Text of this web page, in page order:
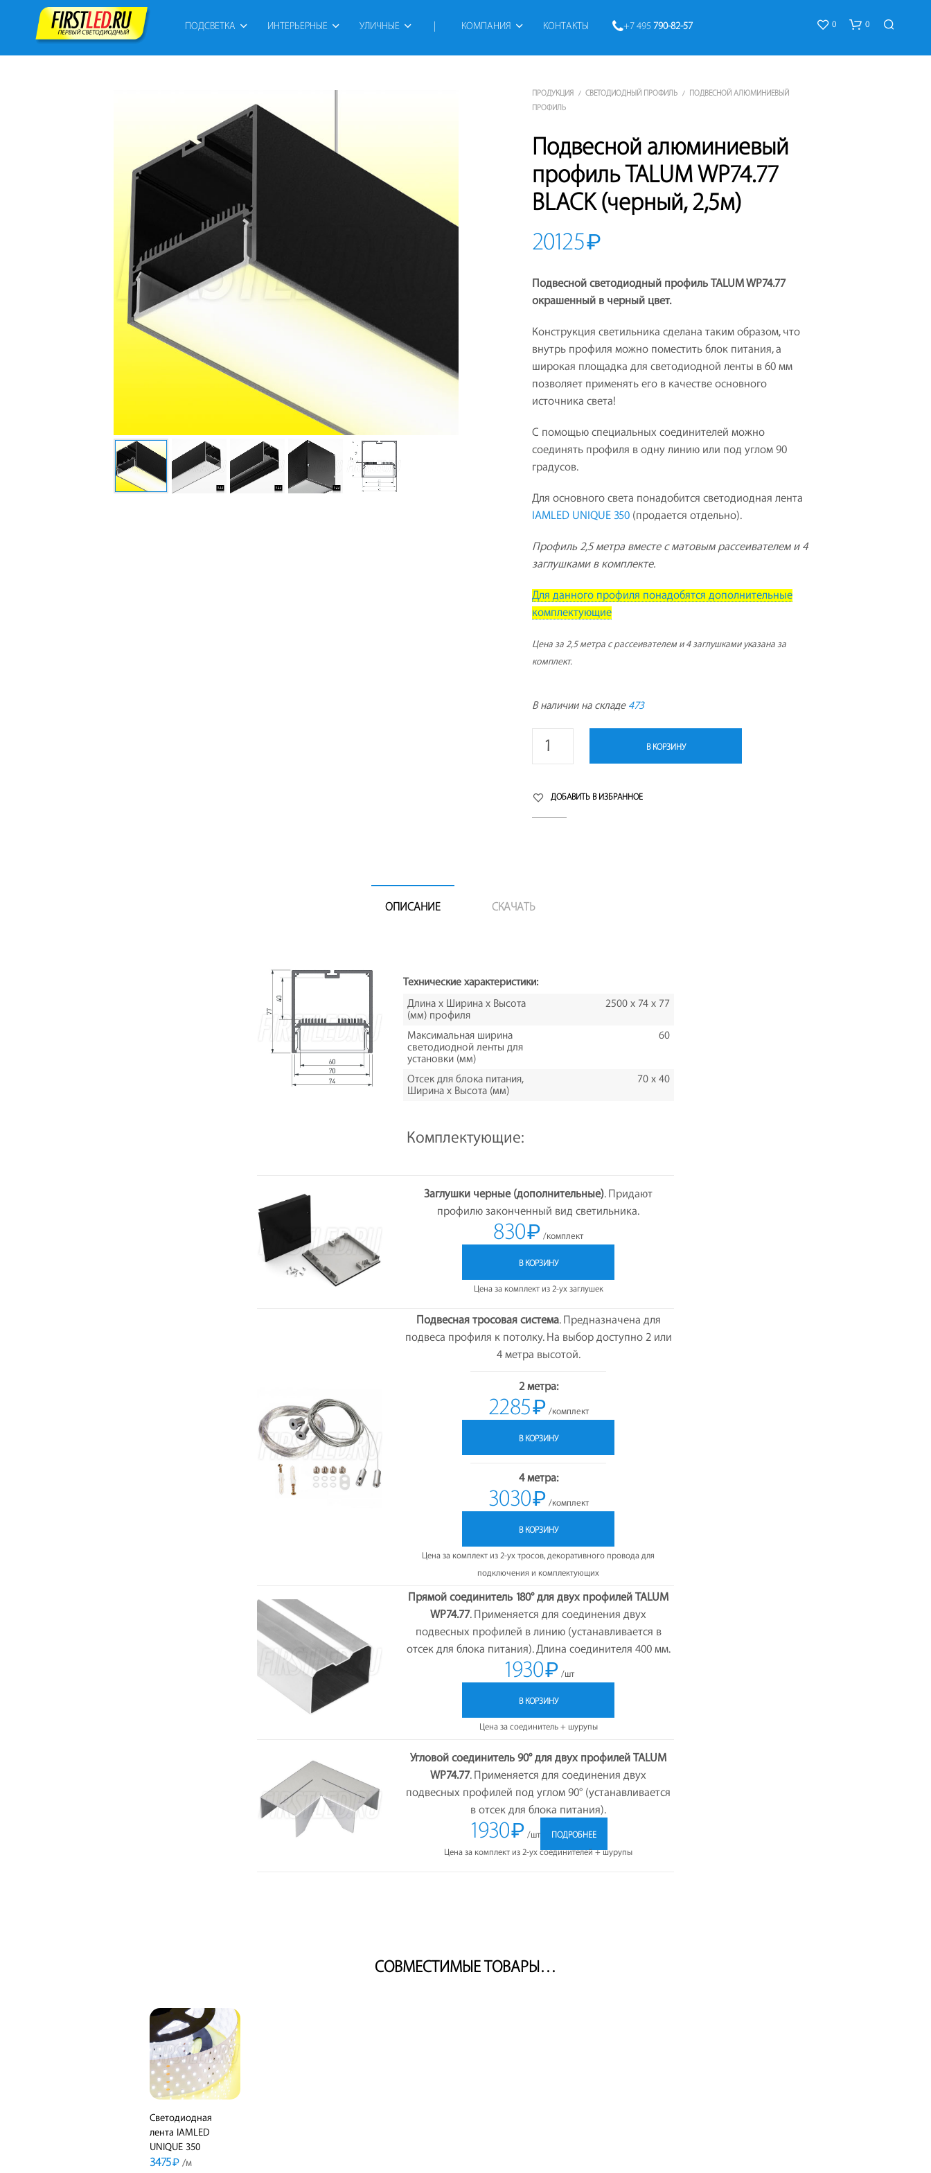
ПОДСВЕТКА ИНТЕРЬЕРНЫЕ УЛИЧНЫЕ КОМПАНИЯ КОНТАКТЫ +7 495 790-82-57 0 0
ПРОДУКЦИЯ / СВЕТОДИОДНЫЙ ПРОФИЛЬ /
ПОДВЕСНОЙ АЛЮМИНИЕВЫЙ
ПРОФИЛЬ
Подвесной алюминиевый
профиль TALUM WP74.77
BLACK (черный, 2,5м)
20125₽
Подвесной светодиодный профиль TALUM WP74.77
окрашенный в черный цвет.
Конструкция светильника сделана таким образом, что
внутрь профиля можно поместить блок питания, а
широкая площадка для светодиодной ленты в 60 мм
позволяет применять его в качестве основного
источника света!
С помощью специальных соединителей можно
соединять профиля в одну линию или под углом 90
градусов.
Для основного света понадобится светодиодная лента
IAMLED UNIQUE 350 (продается отдельно).
Профиль 2,5 метра вместе с матовым рассеивателем и 4
заглушками в комплекте.
Для данного профиля понадобятся дополнительные
комплектующие
Цена за 2,5 метра с рассеивателем и 4 заглушками указана за
комплект.
В наличии на складе 473
В КОРЗИНУ
ДОБАВИТЬ В ИЗБРАННОЕ
ОПИСАНИЕ СКАЧАТЬ
Технические характеристики:
Длина х Ширина х Высота
(мм) профиля
2500 x 74 х 77
Максимальная ширина
светодиодной ленты для
установки (мм)
60
Отсек для блока питания,
Ширина х Высота (мм)
70 х 40
Комплектующие:
Заглушки черные (дополнительные). Придают
профилю законченный вид светильника.
830₽ /комплект
В КОРЗИНУ
Цена за комплект из 2-ух заглушек
Подвесная тросовая система. Предназначена для
подвеса профиля к потолку. На выбор доступно 2 или
4 метра высотой.
2 метра:
2285₽ /комплект
В КОРЗИНУ
4 метра:
3030₽ /комплект
В КОРЗИНУ
Цена за комплект из 2-ух тросов, декоративного провода для
подключения и комплектующих
Прямой соединитель 180° для двух профилей TALUM
WP74.77. Применяется для соединения двух
подвесных профилей в линию (устанавливается в
отсек для блока питания). Длина соединителя 400 мм.
1930₽ /шт
В КОРЗИНУ
Цена за соединитель + шурупы
Угловой соединитель 90° для двух профилей TALUM
WP74.77. Применяется для соединения двух
подвесных профилей под углом 90° (устанавливается
в отсек для блока питания).
1930₽ /шт
ПОДРОБНЕЕ
Цена за комплект из 2-ух соединителей + шурупы
СОВМЕСТИМЫЕ ТОВАРЫ…
Светодиодная
лента IAMLED
UNIQUE 350
3475₽ /м